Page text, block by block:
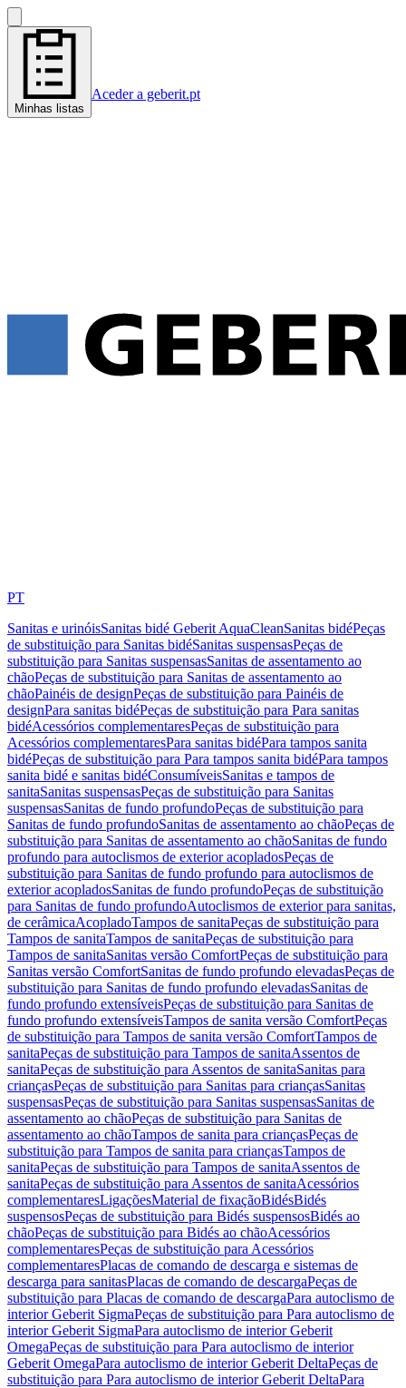
Minhas listas
Aceder a geberit.pt
PT
Sanitas e urinóisSanitas bidé Geberit AquaCleanSanitas bidéPeças
de substituição para Sanitas bidéSanitas suspensasPeças de
substituição para Sanitas suspensasSanitas de assentamento ao
chãoPeças de substituição para Sanitas de assentamento ao
chãoPainéis de designPeças de substituição para Painéis de
designPara sanitas bidéPeças de substituição para Para sanitas
bidéAcessórios complementaresPeças de substituição para
Acessórios complementaresPara sanitas bidéPara tampos sanita
bidéPeças de substituição para Para tampos sanita bidéPara tampos
sanita bidé e sanitas bidéConsumíveisSanitas e tampos de
sanitaSanitas suspensasPeças de substituição para Sanitas
suspensasSanitas de fundo profundoPeças de substituição para
Sanitas de fundo profundoSanitas de assentamento ao chãoPeças de
substituição para Sanitas de assentamento ao chãoSanitas de fundo
profundo para autoclismos de exterior acopladosPeças de
substituição para Sanitas de fundo profundo para autoclismos de
exterior acopladosSanitas de fundo profundoPeças de substituição
para Sanitas de fundo profundoAutoclismos de exterior para sanitas,
de cerâmicaAcopladoTampos de sanitaPeças de substituição para
Tampos de sanitaTampos de sanitaPeças de substituição para
Tampos de sanitaSanitas versão ComfortPeças de substituição para
Sanitas versão ComfortSanitas de fundo profundo elevadasPeças de
substituição para Sanitas de fundo profundo elevadasSanitas de
fundo profundo extensíveisPeças de substituição para Sanitas de
fundo profundo extensíveisTampos de sanita versão ComfortPeças
de substituição para Tampos de sanita versão ComfortTampos de
sanitaPeças de substituição para Tampos de sanitaAssentos de
sanitaPeças de substituição para Assentos de sanitaSanitas para
criançasPeças de substituição para Sanitas para criançasSanitas
suspensasPeças de substituição para Sanitas suspensasSanitas de
assentamento ao chãoPeças de substituição para Sanitas de
assentamento ao chãoTampos de sanita para criançasPeças de
substituição para Tampos de sanita para criançasTampos de
sanitaPeças de substituição para Tampos de sanitaAssentos de
sanitaPeças de substituição para Assentos de sanitaAcessórios
complementaresLigaçõesMaterial de fixaçãoBidésBidés
suspensosPeças de substituição para Bidés suspensosBidés ao
chãoPeças de substituição para Bidés ao chãoAcessórios
complementaresPeças de substituição para Acessórios
complementaresPlacas de comando de descarga e sistemas de
descarga para sanitasPlacas de comando de descargaPeças de
substituição para Placas de comando de descargaPara autoclismo de
interior Geberit SigmaPeças de substituição para Para autoclismo de
interior Geberit SigmaPara autoclismo de interior Geberit
OmegaPeças de substituição para Para autoclismo de interior
Geberit OmegaPara autoclismo de interior Geberit DeltaPeças de
substituição para Para autoclismo de interior Geberit DeltaPara